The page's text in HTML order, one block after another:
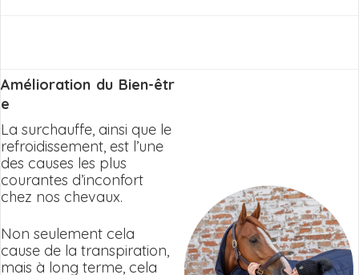
Amélioration du Bien-êtr
e
La surchauffe, ainsi que le
refroidissement, est l’une
des causes les plus
courantes d’inconfort
chez nos chevaux.
Non seulement cela
cause de la transpiration,
mais à long terme, cela